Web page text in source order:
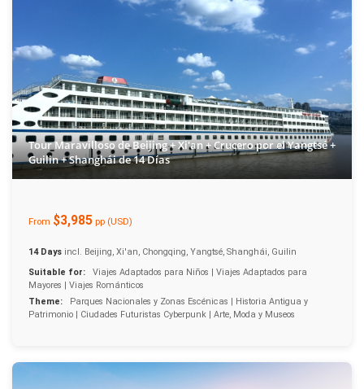
Tour Maravilloso de Beijing + Xi'an + Crucero por el Yangtsé +
Guilin + Shanghái de 14 Días
From $3,985 pp (USD)
14 Days incl. Beijing, Xi'an, Chongqing, Yangtsé, Shanghái, Guilin
Suitable for:
Viajes Adaptados para Niños | Viajes Adaptados para
Mayores | Viajes Románticos
Theme:
Parques Nacionales y Zonas Escénicas | Historia Antigua y
Patrimonio | Ciudades Futuristas Cyberpunk | Arte, Moda y Museos